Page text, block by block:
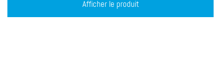
Afficher le produit